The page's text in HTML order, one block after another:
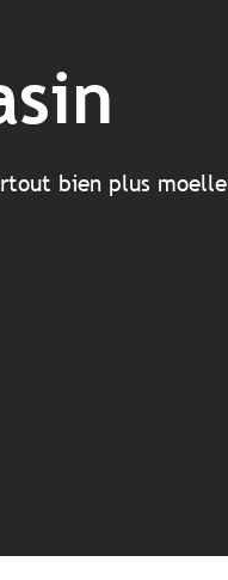
bien plus